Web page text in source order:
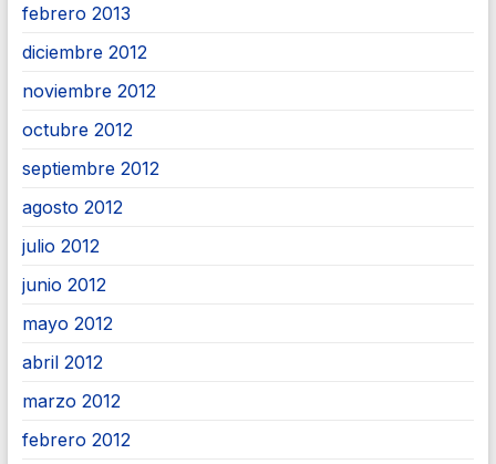
febrero 2013
diciembre 2012
noviembre 2012
octubre 2012
septiembre 2012
agosto 2012
julio 2012
junio 2012
mayo 2012
abril 2012
marzo 2012
febrero 2012